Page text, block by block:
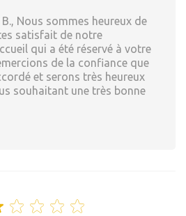
Nous sommes heureux de
satisfait de notre
qui a été réservé à votre
de la confiance que
et serons très heureux
souhaitant une très bonne